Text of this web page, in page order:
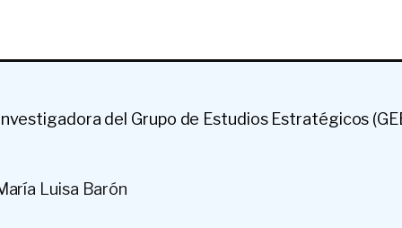
del Grupo de Estudios Estratégicos
Luisa Barón